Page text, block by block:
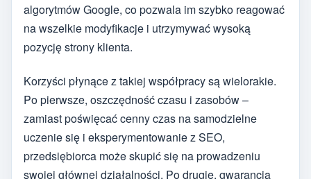
algorytmów Google, co pozwala im szybko reagować
na wszelkie modyfikacje i utrzymywać wysoką
pozycję strony klienta.
Korzyści płynące z takiej współpracy są wielorakie.
Po pierwsze, oszczędność czasu i zasobów –
zamiast poświęcać cenny czas na samodzielne
uczenie się i eksperymentowanie z SEO,
przedsiębiorca może skupić się na prowadzeniu
swojej głównej działalności. Po drugie, gwarancja